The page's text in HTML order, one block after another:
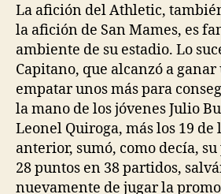
La afición del Athletic,
la afición de San Mames, es
ambiente de su estadio. Lo
Capitano, que alcanzó a
empatar unos más para
la mano de los jóvenes Julio
Leonel Quiroga, más los 19 de
anterior, sumó, como decía,
28 puntos en 38 partidos,
nuevamente de jugar la